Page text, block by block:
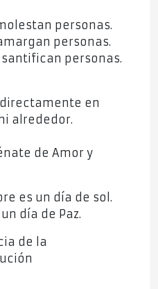
personas.
personas.
personas.
en
alrededor.
de Amor y
es un día de sol.
día de Paz.